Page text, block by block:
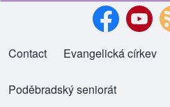
Footer menu
Contact Evangelická církev
(opens in new tab)
Poděbradský seniorát
(opens in new tab)